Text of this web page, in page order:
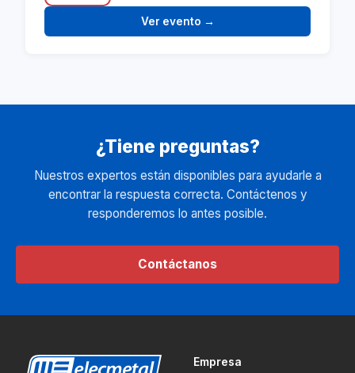
Ver evento →
¿Tiene preguntas?
Nuestros expertos están disponibles para ayudarle a
encontrar la respuesta correcta. Contáctenos y
responderemos lo antes posible.
Contáctanos
Empresa